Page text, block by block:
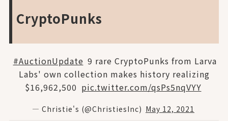
CryptoPunks
#AuctionUpdate 9 rare CryptoPunks from Larva
Labs' own collection makes history realizing
$16,962,500 pic.twitter.com/qsPs5nqVYY
— Christie's (@ChristiesInc) May 12, 2021